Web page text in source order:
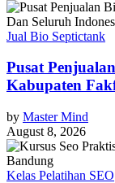
Jual Bio Septictank
Pusat
Kabupaten
by Master Mind
August 8, 2026
Kelas Pelatihan SEO